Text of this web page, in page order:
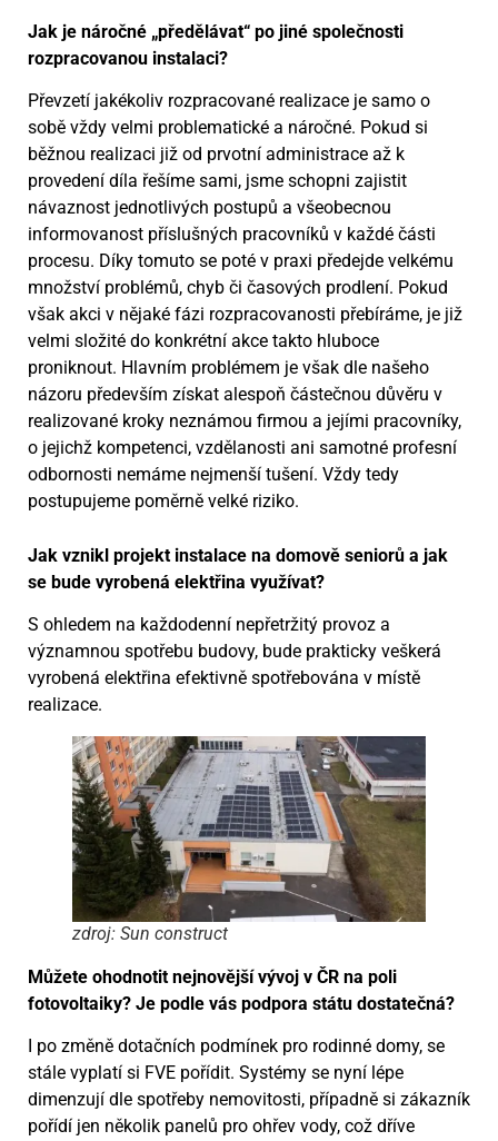
Jak je náročné „předělávat“ po jiné společnosti
rozpracovanou instalaci?
Převzetí jakékoliv rozpracované realizace je samo o
sobě vždy velmi problematické a náročné. Pokud si
běžnou realizaci již od prvotní administrace až k
provedení díla řešíme sami, jsme schopni zajistit
návaznost jednotlivých postupů a všeobecnou
informovanost příslušných pracovníků v každé části
procesu. Díky tomuto se poté v praxi předejde velkému
množství problémů, chyb či časových prodlení. Pokud
však akci v nějaké fázi rozpracovanosti přebíráme, je již
velmi složité do konkrétní akce takto hluboce
proniknout. Hlavním problémem je však dle našeho
názoru především získat alespoň částečnou důvěru v
realizované kroky neznámou firmou a jejími pracovníky,
o jejichž kompetenci, vzdělanosti ani samotné profesní
odbornosti nemáme nejmenší tušení. Vždy tedy
postupujeme poměrně velké riziko.
Jak vznikl projekt instalace na domově seniorů a jak
se bude vyrobená elektřina využívat?
S ohledem na každodenní nepřetržitý provoz a
významnou spotřebu budovy, bude prakticky veškerá
vyrobená elektřina efektivně spotřebována v místě
realizace.
zdroj: Sun construct
Můžete ohodnotit nejnovější vývoj v ČR na poli
fotovoltaiky? Je podle vás podpora státu dostatečná?
I po změně dotačních podmínek pro rodinné domy, se
stále vyplatí si FVE pořídit. Systémy se nyní lépe
dimenzují dle spotřeby nemovitosti, případně si zákazník
pořídí jen několik panelů pro ohřev vody, což dříve